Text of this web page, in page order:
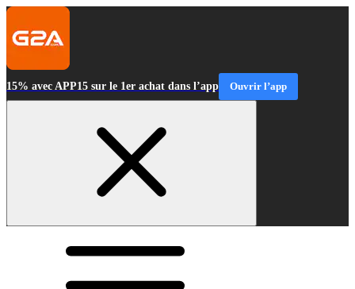
15% avec APP15 sur le 1er achat dans l’app Ouvrir l’app